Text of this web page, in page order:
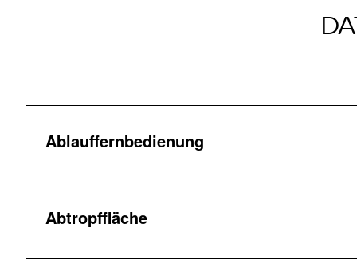
Ablauffernbedienung
Abtropffläche